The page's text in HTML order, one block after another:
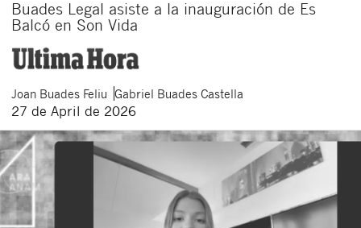
Buades Legal asiste a la inauguración de Es
Balcó en Son Vida
Joan Buades Feliu Gabriel Buades Castella
27 de April de 2026